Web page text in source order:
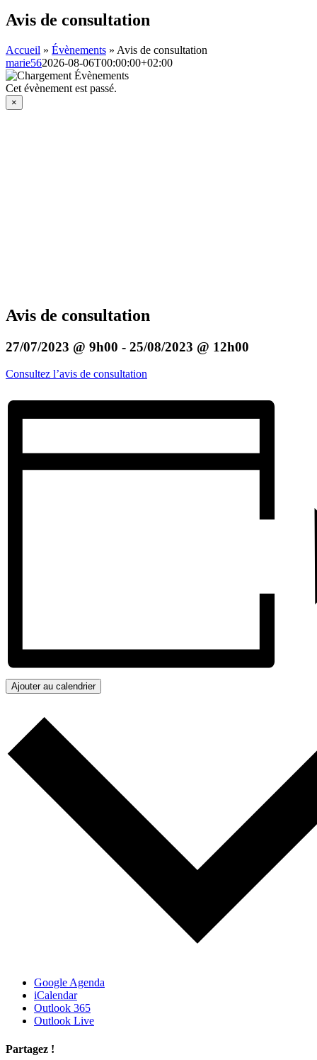
Avis de consultation
Accueil » Évènements » Avis de consultation
marie562026-08-06T00:00:00+02:00
Cet évènement est passé.
×
Avis de consultation
27/07/2023 @ 9h00 - 25/08/2023 @ 12h00
Consultez l’avis de consultation
Ajouter au calendrier
Google Agenda
iCalendar
Outlook 365
Outlook Live
Partagez !